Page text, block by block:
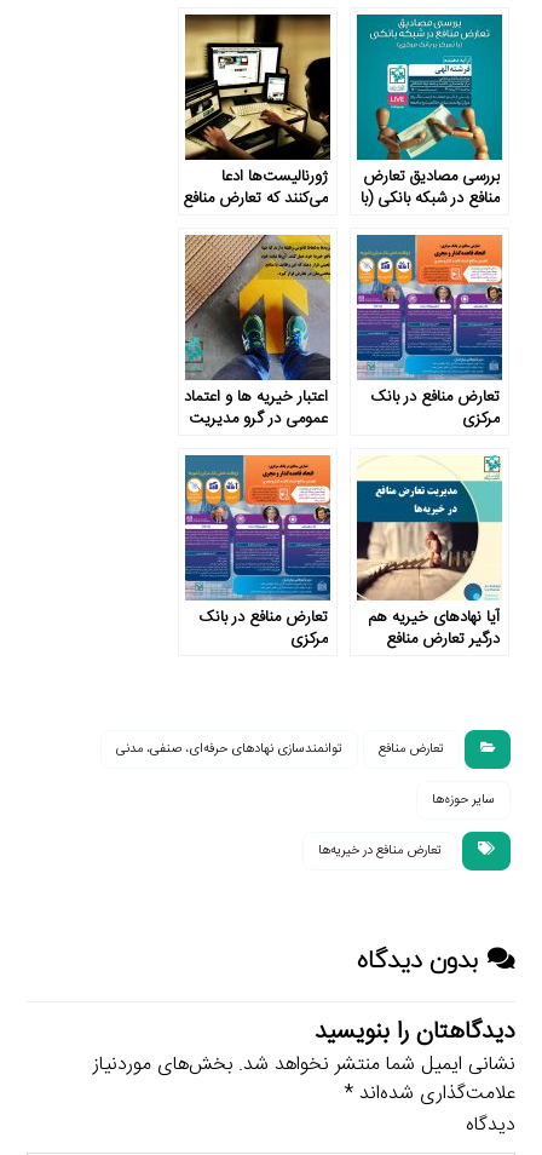
بررسی مصادیق تعارض
منافع در شبکه بانکی (با
ژورنالیست‌ها ادعا
می‌کنند که تعارض منافع
…
تعارض منافع در بانک
مرکزی
اعتبار خیریه‌ ها و اعتماد
عمومی در گرو مدیریت
آیا نهادهای خیریه هم
درگیر تعارض منافع
تعارض منافع در بانک
مرکزی
تعارض منافع توانمندسازی نهادهای حرفه‌ای، صنفی، مدنی
سایر حوزه‌ها
تعارض منافع در خیریه‌ها
بدون دیدگاه
دیدگاهتان را بنویسید
نشانی ایمیل شما منتشر نخواهد شد. بخش‌های موردنیاز
علامت‌گذاری شده‌اند*
دیدگاه